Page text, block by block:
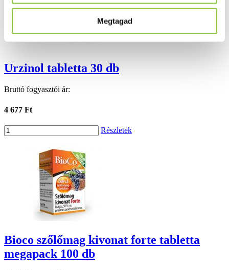
Megtagad
Urzinol tabletta 30 db
Bruttó fogyasztói ár:
4 677 Ft
Részletek
Bioco szőlőmag kivonat forte tabletta
megapack 100 db